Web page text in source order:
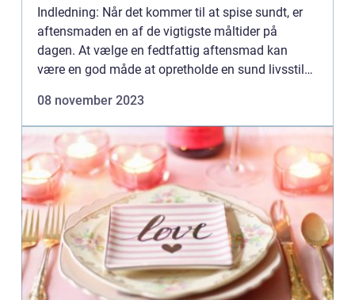
Indledning: Når det kommer til at spise sundt, er
aftensmaden en af de vigtigste måltider på
dagen. At vælge en fedtfattig aftensmad kan
være en god måde at opretholde en sund livsstil
fedtfattig aftensmad? Og...
08 november 2023